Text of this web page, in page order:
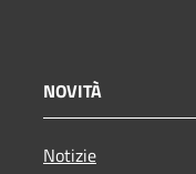
NOVITÀ
Notizie